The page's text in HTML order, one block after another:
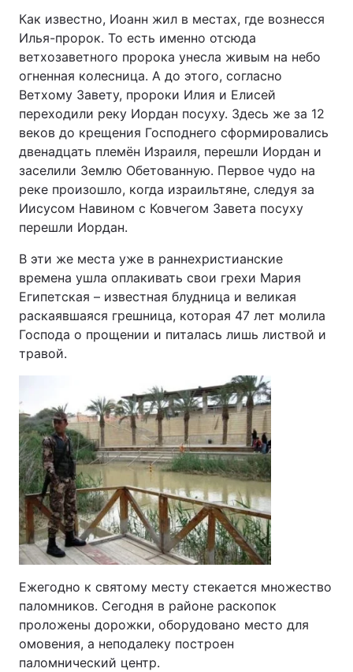
Как известно, Иоанн жил в местах, где вознесся
Илья-пророк. То есть именно отсюда
ветхозаветного пророка унесла живым на небо
огненная колесница. А до этого, согласно
Ветхому Завету, пророки Илия и Елисей
переходили реку Иордан посуху. Здесь же за 12
веков до крещения Господнего сформировались
двенадцать племён Израиля, перешли Иордан и
заселили Землю Обетованную. Первое чудо на
реке произошло, когда израильтяне, следуя за
Иисусом Навином с Ковчегом Завета посуху
перешли Иордан.
В эти же места уже в раннехристианские
времена ушла оплакивать свои грехи Мария
Египетская – известная блудница и великая
раскаявшаяся грешница, которая 47 лет молила
Господа о прощении и питалась лишь листвой и
травой.
Ежегодно к святому месту стекается множество
паломников. Сегодня в районе раскопок
проложены дорожки, оборудовано место для
омовения, а неподалеку построен
паломнический центр.